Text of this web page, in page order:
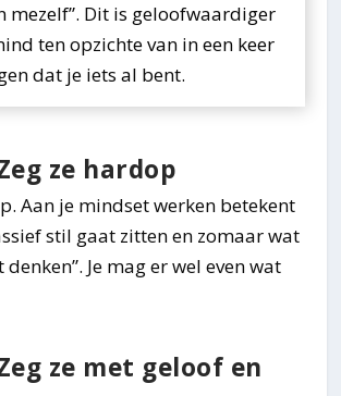
mezelf”. Dit is geloofwaardiger
ten opzichte van in een keer
dat je iets al bent.
ze hardop
Aan je mindset werken betekent
stil gaat zitten en zomaar wat
Je mag er wel even wat
ze met geloof en